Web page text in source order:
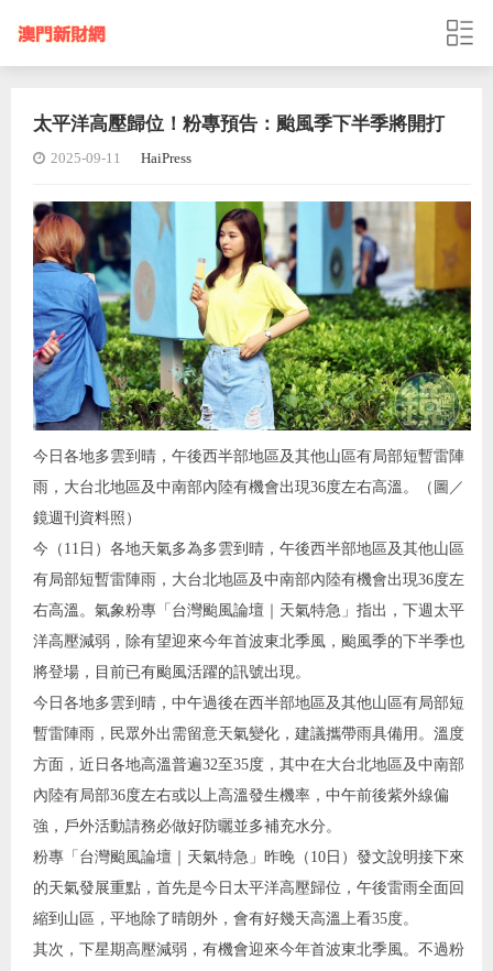
太平洋高壓歸位！粉專預告：颱風季下半季將開打
2025-09-11 HaiPress
今日各地多雲到晴，午後西半部地區及其他山區有局部短暫雷陣
雨，大台北地區及中南部內陸有機會出現36度左右高溫。（圖／
鏡週刊資料照）
今（11日）各地天氣多為多雲到晴，午後西半部地區及其他山區
有局部短暫雷陣雨，大台北地區及中南部內陸有機會出現36度左
右高溫。氣象粉專「台灣颱風論壇｜天氣特急」指出，下週太平
洋高壓減弱，除有望迎來今年首波東北季風，颱風季的下半季也
將登場，目前已有颱風活躍的訊號出現。
今日各地多雲到晴，中午過後在西半部地區及其他山區有局部短
暫雷陣雨，民眾外出需留意天氣變化，建議攜帶雨具備用。溫度
方面，近日各地高溫普遍32至35度，其中在大台北地區及中南部
內陸有局部36度左右或以上高溫發生機率，中午前後紫外線偏
強，戶外活動請務必做好防曬並多補充水分。
粉專「台灣颱風論壇｜天氣特急」昨晚（10日）發文說明接下來
的天氣發展重點，首先是今日太平洋高壓歸位，午後雷雨全面回
縮到山區，平地除了晴朗外，會有好幾天高溫上看35度。
其次，下星期高壓減弱，有機會迎來今年首波東北季風。不過粉